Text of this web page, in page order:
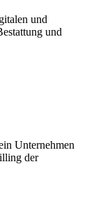
und
und
Unternehmen
der